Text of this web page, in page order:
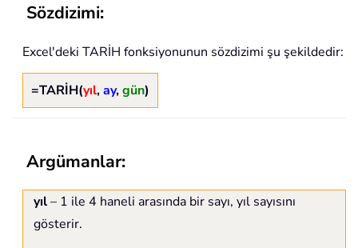
Sözdizimi:
Excel'deki TARİH fonksiyonunun sözdizimi şu şekildedir:
=TARİH(yıl,ay,gün)
Argümanlar:
yıl– 1 ile 4 haneli arasında bir sayı, yıl sayısını
gösterir.